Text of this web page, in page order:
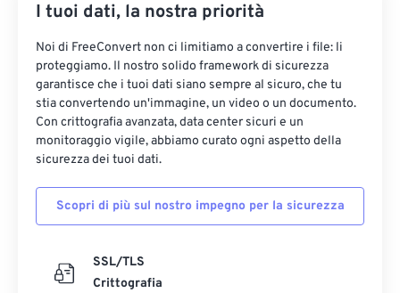
I tuoi dati, la nostra priorità
Noi di FreeConvert non ci limitiamo a convertire i file: li
proteggiamo. Il nostro solido framework di sicurezza
garantisce che i tuoi dati siano sempre al sicuro, che tu
stia convertendo un'immagine, un video o un documento.
Con crittografia avanzata, data center sicuri e un
monitoraggio vigile, abbiamo curato ogni aspetto della
sicurezza dei tuoi dati.
Scopri di più sul nostro impegno per la sicurezza
SSL/TLS
Crittografia